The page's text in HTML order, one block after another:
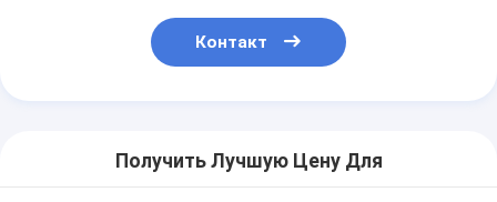
Контакт
Получить Лучшую Цену Для